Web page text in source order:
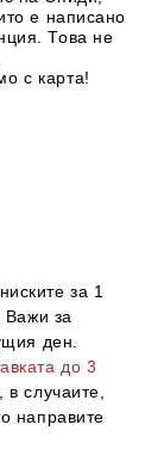
е написано
Това не
с карта!
за 1
Важи за
ден.
до 3
случаите,
направите